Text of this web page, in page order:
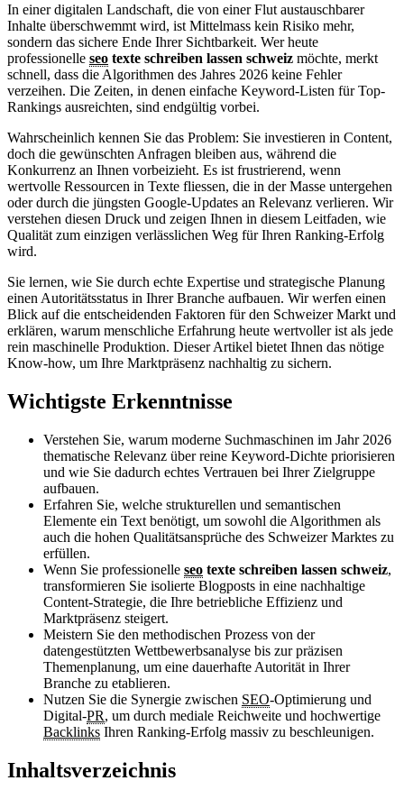
In einer digitalen Landschaft, die von einer Flut austauschbarer
Inhalte überschwemmt wird, ist Mittelmass kein Risiko mehr,
sondern das sichere Ende Ihrer Sichtbarkeit. Wer heute
professionelle seo texte schreiben lassen schweiz möchte, merkt
schnell, dass die Algorithmen des Jahres 2026 keine Fehler
verzeihen. Die Zeiten, in denen einfache Keyword-Listen für Top-
Rankings ausreichten, sind endgültig vorbei.
Wahrscheinlich kennen Sie das Problem: Sie investieren in Content,
doch die gewünschten Anfragen bleiben aus, während die
Konkurrenz an Ihnen vorbeizieht. Es ist frustrierend, wenn
wertvolle Ressourcen in Texte fliessen, die in der Masse untergehen
oder durch die jüngsten Google-Updates an Relevanz verlieren. Wir
verstehen diesen Druck und zeigen Ihnen in diesem Leitfaden, wie
Qualität zum einzigen verlässlichen Weg für Ihren Ranking-Erfolg
wird.
Sie lernen, wie Sie durch echte Expertise und strategische Planung
einen Autoritätsstatus in Ihrer Branche aufbauen. Wir werfen einen
Blick auf die entscheidenden Faktoren für den Schweizer Markt und
erklären, warum menschliche Erfahrung heute wertvoller ist als jede
rein maschinelle Produktion. Dieser Artikel bietet Ihnen das nötige
Know-how, um Ihre Marktpräsenz nachhaltig zu sichern.
Wichtigste Erkenntnisse
Verstehen Sie, warum moderne Suchmaschinen im Jahr 2026
thematische Relevanz über reine Keyword-Dichte priorisieren
und wie Sie dadurch echtes Vertrauen bei Ihrer Zielgruppe
aufbauen.
Erfahren Sie, welche strukturellen und semantischen
Elemente ein Text benötigt, um sowohl die Algorithmen als
auch die hohen Qualitätsansprüche des Schweizer Marktes zu
erfüllen.
Wenn Sie professionelle seo texte schreiben lassen schweiz,
transformieren Sie isolierte Blogposts in eine nachhaltige
Content-Strategie, die Ihre betriebliche Effizienz und
Marktpräsenz steigert.
Meistern Sie den methodischen Prozess von der
datengestützten Wettbewerbsanalyse bis zur präzisen
Themenplanung, um eine dauerhafte Autorität in Ihrer
Branche zu etablieren.
Nutzen Sie die Synergie zwischen SEO-Optimierung und
Digital-PR, um durch mediale Reichweite und hochwertige
Backlinks Ihren Ranking-Erfolg massiv zu beschleunigen.
Inhaltsverzeichnis